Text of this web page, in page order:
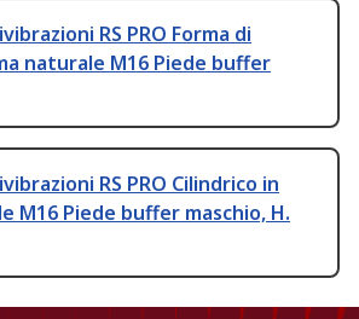
RS PRO Forma di
naturale M16 Piede buffer
RS PRO Cilindrico in
M16 Piede buffer maschio, H.